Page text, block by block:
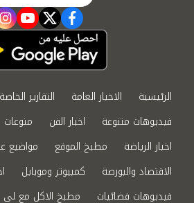
facebook
twitter
الرئيسية الاخبار العامة التقارير الخاصة
فيديوهات متنوعة
اخبار الفن
اخبار الرياضة
مطبخ الموقع
مواضيع
الاقتصاد والبورصة
كمبيوتر وموبايل
فيديوهات فضائيات
مطبخ الاكل مع